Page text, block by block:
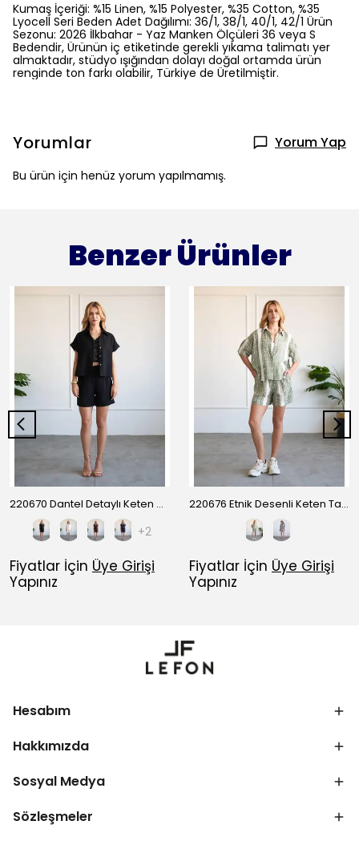
Kumaş İçeriği: %15 Linen, %15 Polyester, %35 Cotton, %35
Lyocell Seri Beden Adet Dağılımı: 36/1, 38/1, 40/1, 42/1 Ürün
Sezonu: 2026 İlkbahar - Yaz Manken Ölçüleri 36 veya S
Bedendir, Ürünün iç etiketinde gerekli yıkama talimatı yer
almaktadır, stüdyo ışığından dolayı doğal ortamda ürün
renginde ton farkı olabilir, Türkiye de Üretilmiştir.
Yorumlar Yorum Yap
Bu ürün için henüz yorum yapılmamış.
Benzer Ürünler
220670 Dantel Detaylı Keten Gömlek Şort Takım
+2
Fiyatlar İçin Üye Girişi
Yapınız
220676 Etnik Desenli Keten Takım
Fiyatlar İçin Üye Girişi
Yapınız
Hesabım
Hakkımızda
Sosyal Medya
Sözleşmeler